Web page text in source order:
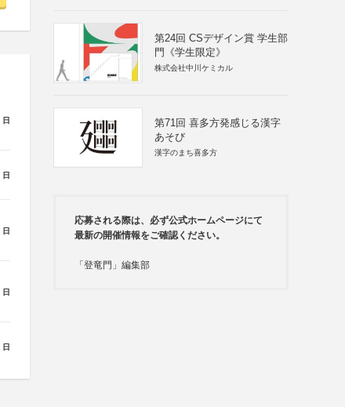
日
日
日
日
日
第24回 CSデザイン賞 学生部
門《学生限定》
株式会社中川ケミカル
第71回 喜多方発感じる漢字
あそび
漢字のまち喜多方
応募される際は、必ず公式ホームページにて
最新の開催情報をご確認ください。
「登竜門」編集部